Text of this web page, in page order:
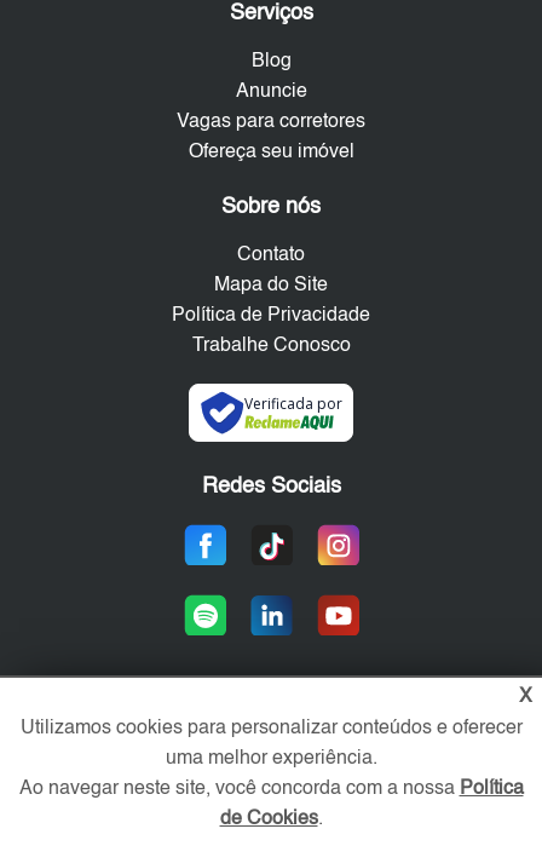
Serviços
Blog
Anuncie
Vagas para corretores
Ofereça seu imóvel
Sobre nós
Contato
Mapa do Site
Política de Privacidade
Trabalhe Conosco
Verificada por
Redes Sociais
Área exclusiva aos anunciantes,
acesse sua conta:
X
Utilizamos cookies para personalizar conteúdos e oferecer
uma melhor experiência.
Ao navegar neste site, você concorda com a nossa Política
de Cookies.